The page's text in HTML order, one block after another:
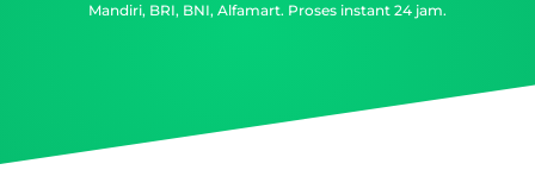
Mandiri, BRI, BNI, Alfamart. Proses instant 24 jam.